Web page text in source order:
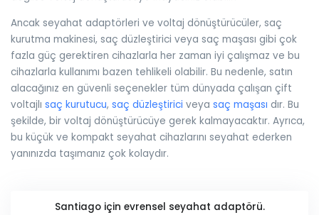
Ancak seyahat adaptörleri ve voltaj dönüştürücüler, saç
kurutma makinesi, saç düzleştirici veya saç maşası gibi çok
fazla güç gerektiren cihazlarla her zaman iyi çalışmaz ve bu
cihazlarla kullanımı bazen tehlikeli olabilir. Bu nedenle, satın
alacağınız en güvenli seçenekler tüm dünyada çalışan çift
voltajlı saç kurutucu, saç düzleştirici veya saç maşası dır. Bu
şekilde, bir voltaj dönüştürücüye gerek kalmayacaktır. Ayrıca,
bu küçük ve kompakt seyahat cihazlarını seyahat ederken
yanınızda taşımanız çok kolaydır.
Santiago için evrensel seyahat adaptörü.